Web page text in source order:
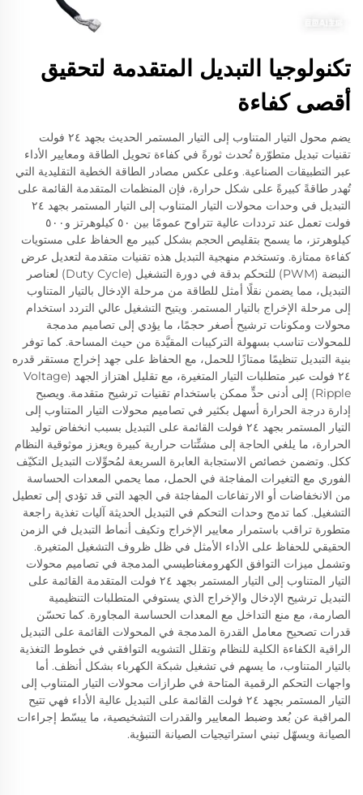
تكنولوجيا التبديل المتقدمة لتحقيق
أقصى كفاءة
يضم محول التيار المتناوب إلى التيار المستمر الحديث بجهد ٢٤ فولت
تقنيات تبديل متطوّرة تُحدث ثورةً في كفاءة تحويل الطاقة ومعايير الأداء
عبر التطبيقات الصناعية. وعلى عكس مصادر الطاقة الخطية التقليدية التي
تُهدر طاقةً كبيرةً على شكل حرارة، فإن المنظمات المتقدمة القائمة على
التبديل في وحدات محولات التيار المتناوب إلى التيار المستمر بجهد ٢٤
فولت تعمل عند ترددات عالية تتراوح عمومًا بين ٥٠ كيلوهرتز و٥٠٠
كيلوهرتز، ما يسمح بتقليص الحجم بشكل كبير مع الحفاظ على مستويات
كفاءة ممتازة. وتستخدم منهجية التبديل هذه تقنيات متقدمة لتعديل عرض
النبضة (PWM) للتحكم بدقة في دورة التشغيل (Duty Cycle) لعناصر
التبديل، مما يضمن نقلًا أمثل للطاقة من مرحلة الإدخال بالتيار المتناوب
إلى مرحلة الإخراج بالتيار المستمر. ويتيح التشغيل عالي التردد استخدام
محولات ومكونات ترشيح أصغر حجمًا، ما يؤدي إلى تصاميم مدمجة
للمحولات تناسب بسهولة التركيبات المقيَّدة من حيث المساحة. كما توفر
بنية التبديل تنظيمًا ممتازًا للحمل، مع الحفاظ على جهد إخراج مستقر قدره
٢٤ فولت عبر متطلبات التيار المتغيرة، مع تقليل اهتزاز الجهد (Voltage
Ripple) إلى أدنى حدٍّ ممكن باستخدام تقنيات ترشيح متقدمة. ويصبح
إدارة درجة الحرارة أسهل بكثير في تصاميم محولات التيار المتناوب إلى
التيار المستمر بجهد ٢٤ فولت القائمة على التبديل بسبب انخفاض توليد
الحرارة، ما يلغي الحاجة إلى مشتِّتات حرارية كبيرة ويعزز موثوقية النظام
ككل. وتضمن خصائص الاستجابة العابرة السريعة لمُحوِّلات التبديل التكيّف
الفوري مع التغيرات المفاجئة في الحمل، مما يحمي المعدات الحساسة
من الانخفاضات أو الارتفاعات المفاجئة في الجهد التي قد تؤدي إلى تعطيل
التشغيل. كما تدمج وحدات التحكم في التبديل الحديثة آليات تغذية راجعة
متطورة تراقب باستمرار معايير الإخراج وتكيف أنماط التبديل في الزمن
الحقيقي للحفاظ على الأداء الأمثل في ظل ظروف التشغيل المتغيرة.
وتشمل ميزات التوافق الكهرومغناطيسي المدمجة في تصاميم محولات
التيار المتناوب إلى التيار المستمر بجهد ٢٤ فولت المتقدمة القائمة على
التبديل ترشيح الإدخال والإخراج الذي يستوفي المتطلبات التنظيمية
الصارمة، مع منع التداخل مع المعدات الحساسة المجاورة. كما تحسّن
قدرات تصحيح معامل القدرة المدمجة في المحولات القائمة على التبديل
الراقية الكفاءة الكلية للنظام وتقلل التشويه التوافقي في خطوط التغذية
بالتيار المتناوب، ما يسهم في تشغيل شبكة الكهرباء بشكل أنظف. أما
واجهات التحكم الرقمية المتاحة في طرازات محولات التيار المتناوب إلى
التيار المستمر بجهد ٢٤ فولت القائمة على التبديل عالية الأداء فهي تتيح
المراقبة عن بُعد وضبط المعايير والقدرات التشخيصية، ما يبسّط إجراءات
الصيانة ويسهّل تبني استراتيجيات الصيانة التنبؤية.